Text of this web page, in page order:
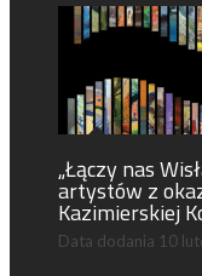
„Łączy nas
artystów z
Kazimierskiej
Data dodania 10